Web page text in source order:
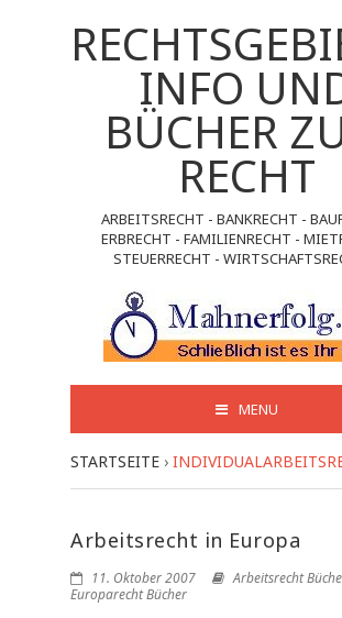
INFO
BÜCHER
RECHT
ARBEITSRECHT - BANKRECHT -
ERBRECHT - FAMILIENRECHT -
STEUERRECHT -
MENU
STARTSEITE ›
Arbeitsrecht in Europa
11. Oktober 2007 Arbeitsrecht
Europarecht Bücher